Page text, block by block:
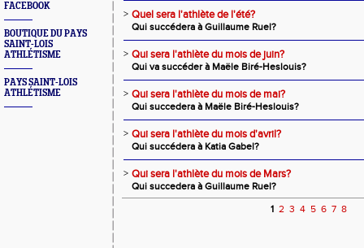
FACEBOOK
BOUTIQUE DU PAYS
SAINT-LOIS
ATHLÉTISME
PAYS SAINT-LOIS
ATHLÉTISME
> Quel sera l'athlète de l'été?
Qui succédera à Guillaume Ruel?
> Qui sera l'athlète du mois de juin?
Qui va succéder à Maële Biré-Heslouis?
> Qui sera l'athlète du mois de mai?
Qui succedera à Maële Biré-Heslouis?
> Qui sera l'athlète du mois d'avril?
Qui succédera à Katia Gabel?
> Qui sera l'athlète du mois de Mars?
Qui succedera à Guillaume Ruel?
1 2 3 4 5 6 7 8